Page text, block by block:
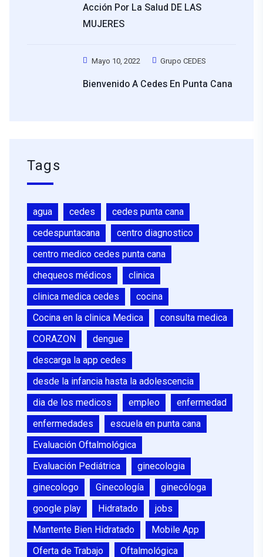
Acción Por La Salud DE LAS
MUJERES
Mayo 10, 2022 Grupo CEDES
Bienvenido A Cedes En Punta Cana
Tags
agua cedes
cedes punta cana
cedespuntacana
centro diagnostico
centro medico cedes punta cana
chequeos médicos
clinica
clinica medica cedes
cocina
Cocina en la clinica Medica
consulta medica
CORAZON
dengue
descarga la app cedes
desde la infancia hasta la adolescencia
dia de los medicos
empleo
enfermedad
enfermedades
escuela en punta cana
Evaluación Oftalmológica
Evaluación Pediátrica
ginecologia
ginecologo
Ginecología
ginecóloga
google play
Hidratado
jobs
Mantente Bien Hidratado
Mobile App
Oferta de Trabajo
Oftalmológica